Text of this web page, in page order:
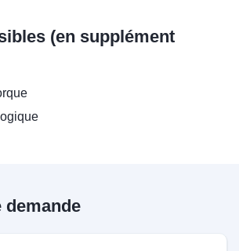
(en supplément
demande